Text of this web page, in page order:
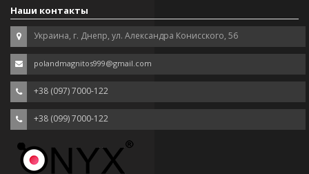
Наши контакты
Украина, г. Днепр, ул. Александра Конисского, 56
polandmagnitos999@gmail.com
+38 (097) 7000-122
+38 (099) 7000-122